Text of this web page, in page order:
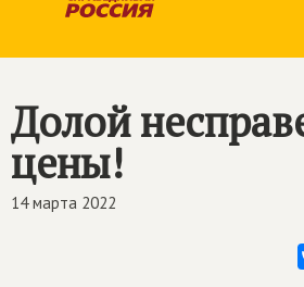
Долой
цены!
14 марта 2022